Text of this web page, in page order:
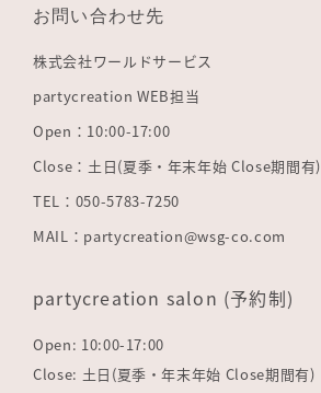
お問い合わせ先
株式会社ワールドサービス
partycreation WEB担当
Open：10:00-17:00
Close：土日(夏季・年末年始 Close期間有)
TEL：050-5783-7250
MAIL：partycreation@wsg-co.com
partycreation salon (予約制)
Open: 10:00-17:00
Close: 土日(夏季・年末年始 Close期間有)